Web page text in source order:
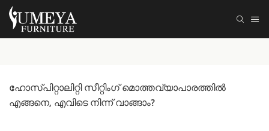
ഹോസ്പിറ്റാലിറ്റി സീറ്റിംഗ് മൊത്തവ്യാപാരത്തിൽ
എങ്ങനെ, എവിടെ നിന്ന് വാങ്ങാം?